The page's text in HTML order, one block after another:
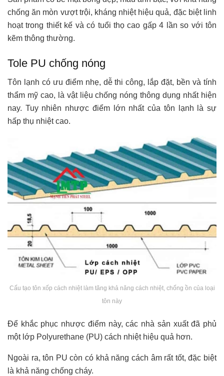
chống ăn mòn vượt trội, kháng nhiệt hiệu quả, đặc biệt linh
hoạt trong thiết kế và có tuổi thọ cao gấp 4 lần so với tôn
kẽm thông thường.
Tole PU chống nóng
Tôn lạnh có ưu điểm nhẹ, dễ thi công, lắp đặt, bền và tính
thẩm mỹ cao, là vật liệu chống nóng thông dụng nhất hiện
nay. Tuy nhiên nhược điểm lớn nhất của tôn lạnh là sự
hấp thụ nhiệt cao.
Cấu tạo tôn xốp cách nhiệt làm tăng khả năng cách nhiệt, chống ồn của loại
tôn này
Để khắc phục nhược điểm này, các nhà sản xuất đã phủ
một lớp Polyurethane (PU) cách nhiệt hiệu quả hơn.
Ngoài ra, tôn PU còn có khả năng cách âm rất tốt, đặc biệt
là khả năng chống cháy.